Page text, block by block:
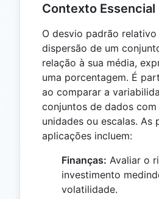
Contexto Essencial
O desvio padrão relativo
dispersão de um
relação à sua média,
uma porcentagem. É
ao comparar a
conjuntos de dados
unidades ou escalas. As
aplicações incluem:
Finanças: Avaliar o
investimento
volatilidade.